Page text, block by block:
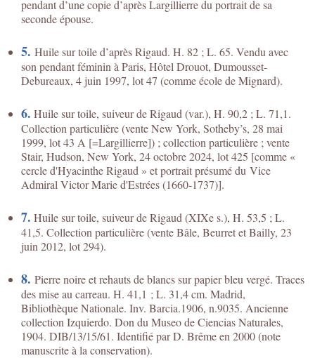
pendant d’une copie d’après Largillierre du portrait de sa
seconde épouse.
5. Huile sur toile d’après Rigaud. H. 82 ; L. 65. Vendu avec
son pendant féminin à Paris, Hôtel Drouot, Dumousset-
Debureaux, 4 juin 1997, lot 47 (comme école de Mignard).
6. Huile sur toile, suiveur de Rigaud (var.), H. 90,2 ; L. 71,1.
Collection particulière (vente New York, Sotheby’s, 28 mai
1999, lot 43 A [=Largillierre]) ; collection particulière ; vente
Stair, Hudson, New York, 24 octobre 2024, lot 425 [comme «
cercle d'Hyacinthe Rigaud » et portrait présumé du Vice
Admiral Victor Marie d'Estrées (1660-1737)].
7. Huile sur toile, suiveur de Rigaud (XIXe s.), H. 53,5 ; L.
41,5. Collection particulière (vente Bâle, Beurret et Bailly, 23
juin 2012, lot 294).
8. Pierre noire et rehauts de blancs sur papier bleu vergé. Traces
des mise au carreau. H. 41,1 ; L. 31,4 cm. Madrid,
Bibliothèque Nationale. Inv. Barcia.1906, n.9035. Ancienne
collection Izquierdo. Don du Museo de Ciencias Naturales,
1904. DIB/13/15/61. Identifié par D. Brême en 2000 (note
manuscrite à la conservation).